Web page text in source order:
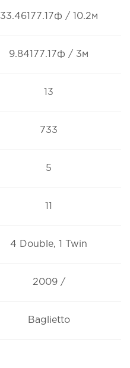
33.46177.17ф / 10.2м
9.84177.17ф / 3м
13
733
5
11
4 Double, 1 Twin
2009 /
Baglietto